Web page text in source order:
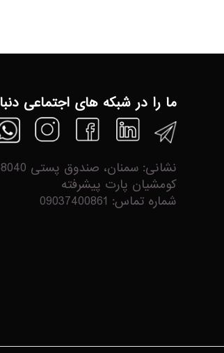
ما را در شبکه های اجتماعی
کومشیان پارت پیشرفته
شماره تماس: 09037400861